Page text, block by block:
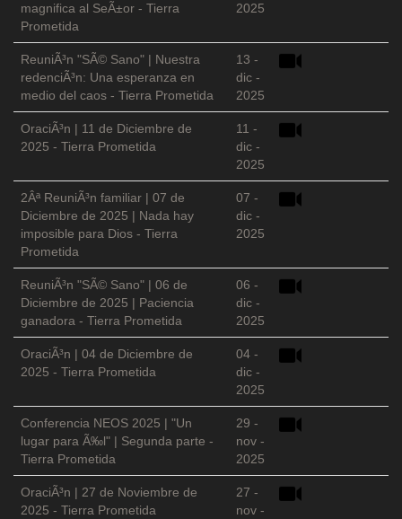
magnifica al SeÃ±or - Tierra
Prometida
2025
ReuniÃ³n "SÃ© Sano" | Nuestra
redenciÃ³n: Una esperanza en
medio del caos - Tierra Prometida
13 -
dic -
2025
OraciÃ³n | 11 de Diciembre de
2025 - Tierra Prometida
11 -
dic -
2025
2Âª ReuniÃ³n familiar | 07 de
Diciembre de 2025 | Nada hay
imposible para Dios - Tierra
Prometida
07 -
dic -
2025
ReuniÃ³n "SÃ© Sano" | 06 de
Diciembre de 2025 | Paciencia
ganadora - Tierra Prometida
06 -
dic -
2025
OraciÃ³n | 04 de Diciembre de
2025 - Tierra Prometida
04 -
dic -
2025
Conferencia NEOS 2025 | "Un
lugar para Ã‰l" | Segunda parte -
Tierra Prometida
29 -
nov -
2025
OraciÃ³n | 27 de Noviembre de
2025 - Tierra Prometida
27 -
nov -